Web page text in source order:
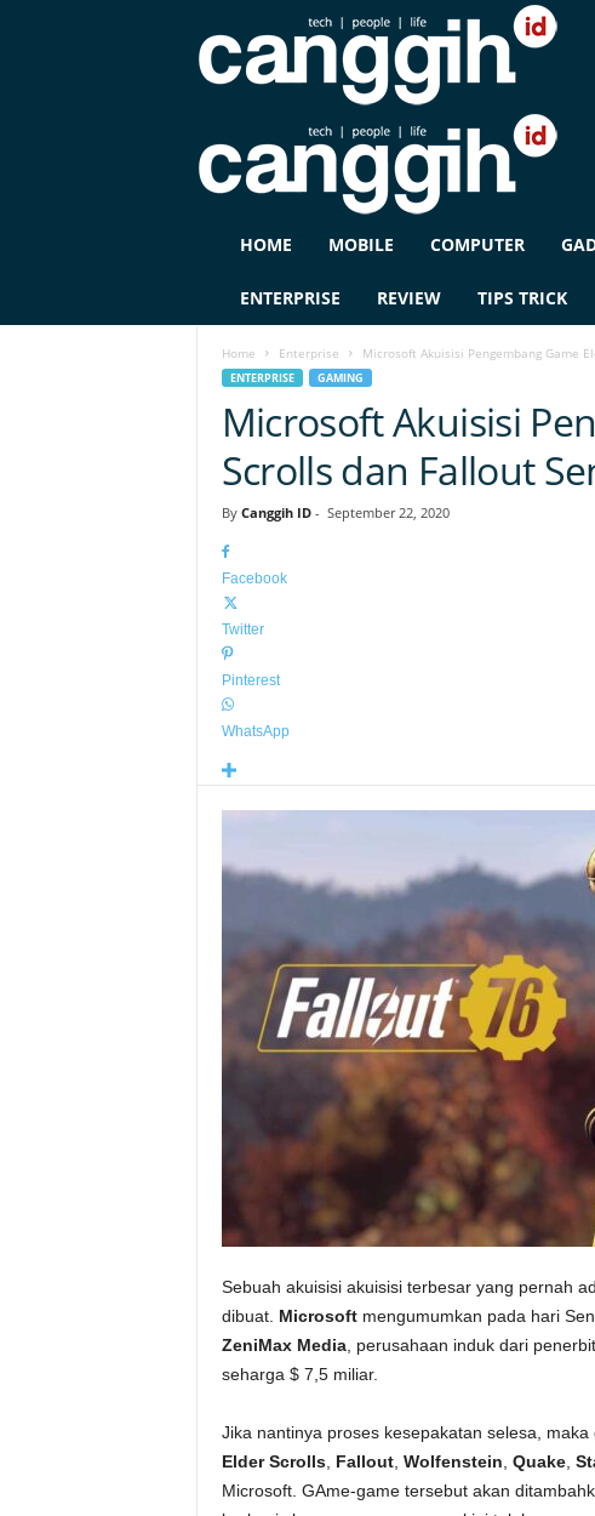
G
HOME MOBILE COMPUTER
ENTERPRISE REVIEW TIPS TRICK
Home Enterprise Microsoft Akuisisi Pengembang Game
ENTERPRISE GAMING
Microsoft Akuisisi
Scrolls dan Fallout
By Canggih ID- September 22, 2020
Facebook
Twitter
Pinterest
WhatsApp
Sebuah akuisisi akuisisi terbesar yang pernah
dibuat. Microsoft mengumumkan pada hari
ZeniMax Media, perusahaan induk dari
seharga $ 7,5 miliar.
Jika nantinya proses kesepakatan selesa,
Elder Scrolls, Fallout, Wolfenstein Quake,
Microsoft. GAme-game tersebut akan